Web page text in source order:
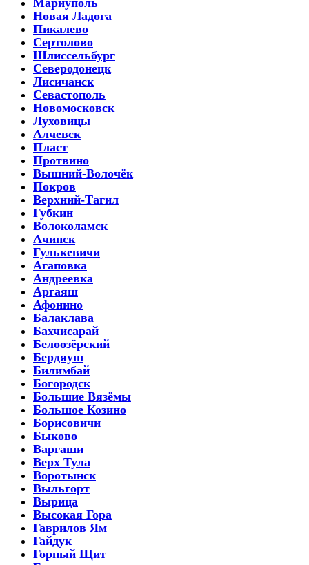
Новая Ладога
Пикалево
Сертолово
Шлиссельбург
Северодонецк
Лисичанск
Севастополь
Новомосковск
Луховицы
Алчевск
Пласт
Протвино
Вышний-Волочёк
Покров
Верхний-Тагил
Губкин
Волоколамск
Ачинск
Гулькевичи
Агаповка
Андреевка
Аргаяш
Афонино
Балаклава
Бахчисарай
Белоозёрский
Бердяуш
Билимбай
Богородск
Большие Вязёмы
Большое Козино
Борисовичи
Быково
Варгаши
Верх Тула
Воротынск
Выльгорт
Вырица
Высокая Гора
Гаврилов Ям
Гайдук
Горный Щит